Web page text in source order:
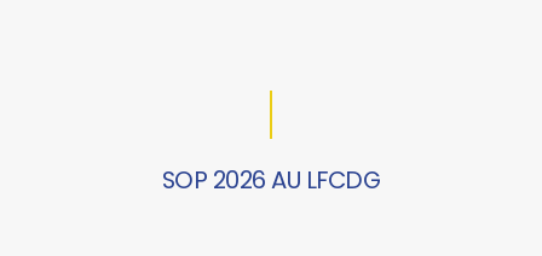
SOP 2026 AU LFCDG